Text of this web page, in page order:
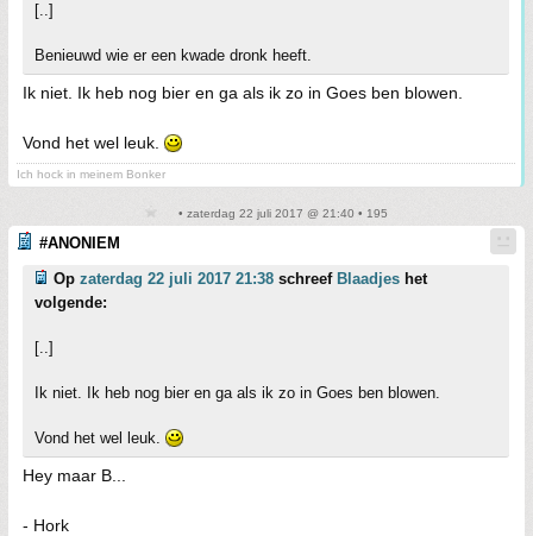
[..]
Benieuwd wie er een kwade dronk heeft.
Ik niet. Ik heb nog bier en ga als ik zo in Goes ben blowen.
Vond het wel leuk.
Ich hock in meinem Bonker
• zaterdag 22 juli 2017 @ 21:40 • 195
#ANONIEM
Op zaterdag 22 juli 2017 21:38 schreef Blaadjes het
volgende:
[..]
Ik niet. Ik heb nog bier en ga als ik zo in Goes ben blowen.
Vond het wel leuk.
Hey maar B...
- Hork